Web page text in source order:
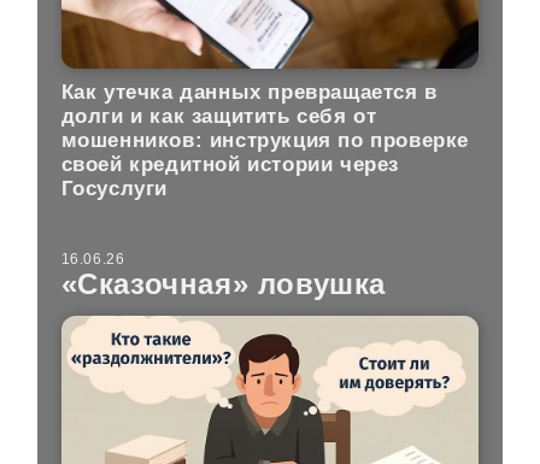
Как утечка данных превращается в
долги и как защитить себя от
мошенников: инструкция по проверке
своей кредитной истории через
Госуслуги
16.06.26
«Сказочная» ловушка